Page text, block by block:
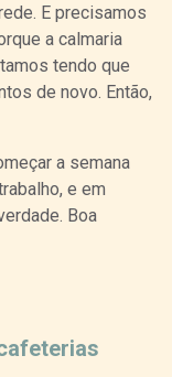
E precisamos
a calmaria
tendo que
de novo. Então,
a semana
e em
Boa